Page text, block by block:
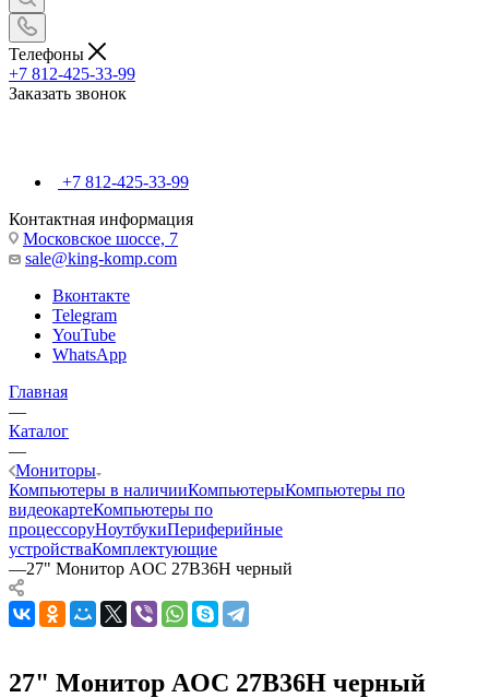
Телефоны
+7 812-425-33-99
Заказать звонок
+7 812-425-33-99
Контактная информация
Московское шоссе, 7
sale@king-komp.com
Вконтакте
Telegram
YouTube
WhatsApp
Главная
—
Каталог
—
Мониторы
Компьютеры в наличииКомпьютерыКомпьютеры по
видеокартеКомпьютеры по
процессоруНоутбукиПериферийные
устройстваКомплектующие
—27" Монитор AOC 27B36H черный
27" Монитор AOC 27B36H черный